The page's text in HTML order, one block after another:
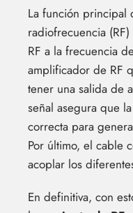
La función principal
radiofrecuencia
RF a la frecuencia
amplificador de RF
tener una salida de
señal asegura que
correcta para
Por último, el cable
acoplar los
En definitiva, con